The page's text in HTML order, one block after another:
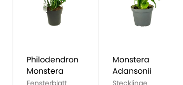
Philodendron
Monstera
Monstera
Adansonii